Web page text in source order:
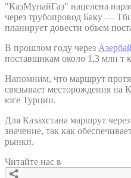
"КазМунайГаз" нацелена
через трубопровод Баку —
планирует довести объем
В прошлом году через
поставщикам около 1,3 млн т
Напомним, что маршрут
связывает месторождения на
юге Турции.
Для Казахстана маршрут
значение, так как
рынки.
Читайте нас в